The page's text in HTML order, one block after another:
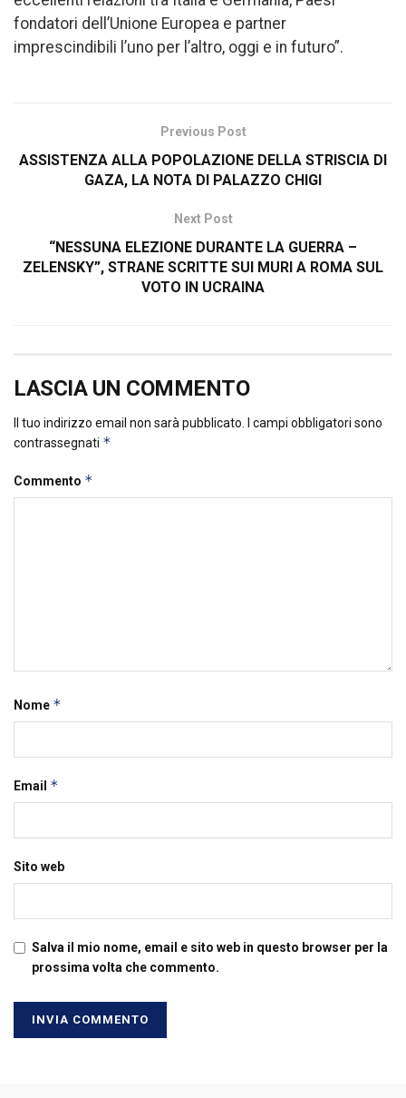
fondatori dell’Unione Europea e partner
imprescindibili l’uno per l’altro, oggi e in futuro”.
Previous Post
ASSISTENZA ALLA POPOLAZIONE DELLA STRISCIA DI
GAZA, LA NOTA DI PALAZZO CHIGI
Next Post
“NESSUNA ELEZIONE DURANTE LA GUERRA –
ZELENSKY”, STRANE SCRITTE SUI MURI A ROMA SUL
VOTO IN UCRAINA
LASCIA UN COMMENTO
Il tuo indirizzo email non sarà pubblicato.
I campi obbligatori sono
contrassegnati *
Commento *
Nome *
Email *
Sito web
Salva il mio nome, email e sito web in questo browser per la
prossima volta che commento.